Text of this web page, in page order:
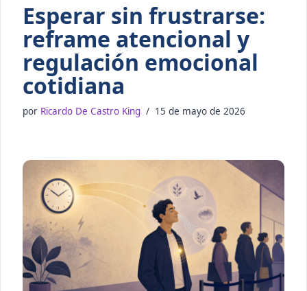
Esperar sin frustrarse:
reframe atencional y
regulación emocional
cotidiana
por Ricardo De Castro King 15 de mayo de 2026